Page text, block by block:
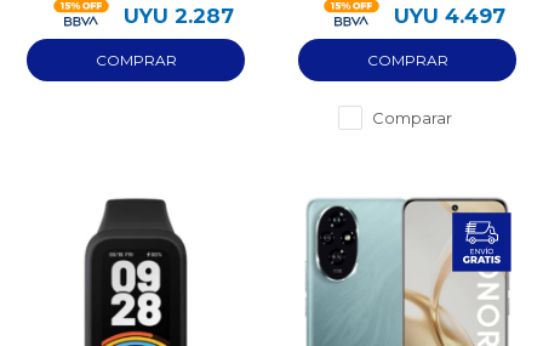
UYU 2.287 UYU 4.497
Comparar